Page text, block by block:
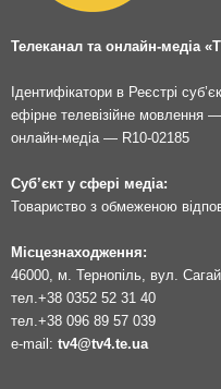
Телеканал та онлайн-медіа
Ідентифікатори в Реєстрі
ефірне телевізійне мовлення
онлайн-медіа — R10-02185
Суб’єкт у сфері медіа:
Товариство з обмеженою
Місцезнаходження:
46000, м. Тернопіль, вул.
тел. +38 0352 52 31 40
тел. +38 096 89 57 039
e-mail: tv4@tv4.te.ua